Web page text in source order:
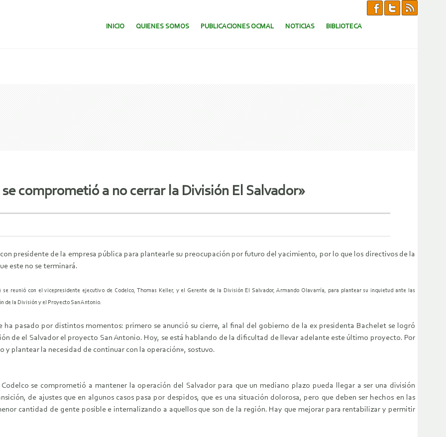
SALTAR AL CONTENIDO.
INICIO QUIENES SOMOS PUBLICACIONES OCMAL NOTICIAS BIBLIOTECA
comprometió a no cerrar la División El Salvador»
presidente de la empresa pública para plantearle su preocupación por futuro del yacimiento, por lo que los directivos de la
este no se terminará.
se reunió con el vicepresidente ejecutivo de Codelco, Thomas Keller, y el Gerente de la División El Salvador, Armando Olavarría, para plantear su inquietud ante las
de la División y el Proyecto San Antonio.
ha pasado por distintos momentos: primero se anunció su cierre, al final del gobierno de la ex presidenta Bachelet se logró
de el Salvador el proyecto San Antonio. Hoy, se está hablando de la dificultad de llevar adelante este último proyecto. Por
y plantear la necesidad de continuar con la operación», sostuvo.
se comprometió a mantener la operación del Salvador para que un mediano plazo pueda llegar a ser una división
de ajustes que en algunos casos pasa por despidos, que es una situación dolorosa, pero que deben ser hechos en las
cantidad de gente posible e internalizando a aquellos que son de la región. Hay que mejorar para rentabilizar y permitir